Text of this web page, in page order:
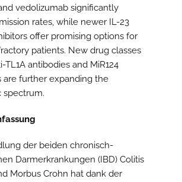
vedolizumab significantly
rates, while newer IL-23
offer promising options for
patients. New drug classes
TL1A antibodies and MiR124
are further expanding the
spectrum.
der beiden chronisch-
Darmerkrankungen (IBD) Colitis
Morbus Crohn hat dank der